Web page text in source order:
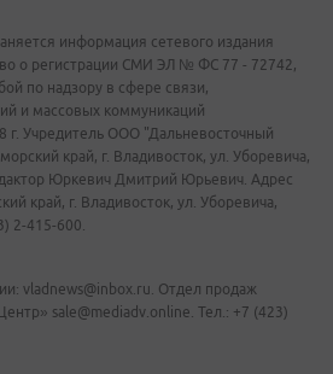
информация сетевого издания
о регистрации СМИ ЭЛ № ФС 77 - 72742,
по надзору в сфере связи,
и массовых коммуникаций
г. Учредитель ООО "Дальневосточный
край, г. Владивосток, ул. Уборевича,
Юркевич Дмитрий Юрьевич. Адрес
край, г. Владивосток, ул. Уборевича,
2-415-600.
vladnews@inbox.ru. Отдел продаж
sale@mediadv.online. Тел.: +7 (423)